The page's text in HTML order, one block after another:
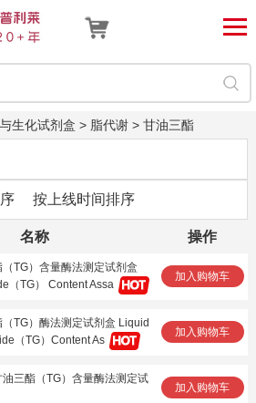
生化试剂盒 > 脂代谢> 甘油三酯
按上线时间排序
名称 操作
TG）含量酶法测定试剂盒
（TG） Content Assa
加入购物车
TG）酶法测定试剂盒 Liquid
（TG）Content As
加入购物车
三酯（TG）含量酶法测定试
加入购物车